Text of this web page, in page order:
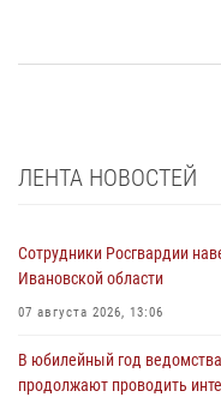
ЛЕНТА НОВОСТЕЙ
Сотрудники Росгвардии
Ивановской области
07 августа 2026, 13:06
В юбилейный год
продолжают проводить